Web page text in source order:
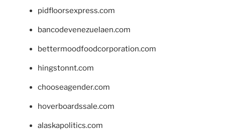
pidfloorsexpress.com
bancodevenezuelaen.com
bettermoodfoodcorporation.com
hingstonnt.com
chooseagender.com
hoverboardssale.com
alaskapolitics.com